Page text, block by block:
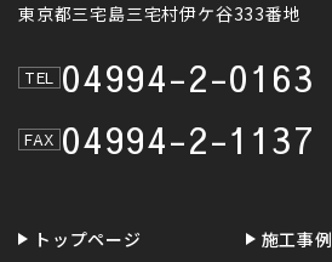
東京都三宅島三宅村伊ケ谷333番地
TEL 04994-2-0163
FAX 04994-2-1137
トップページ
施工事例